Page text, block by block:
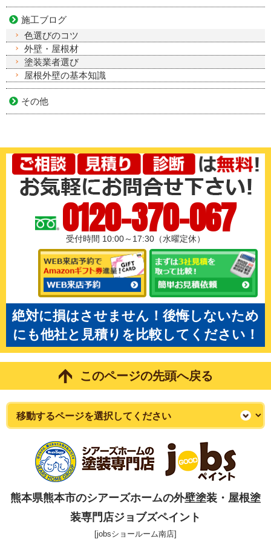
施工ブログ
色選びのコツ
外壁・屋根材
塗装業者選び
屋根外壁の基本知識
その他
0120-370-067
受付時間 10:00～17:30（水曜定休）
絶対に損はさせません！後悔しないため
にも他社と見積りを比較してください！
このページの先頭へ戻る
熊本県熊本市のシアーズホームの外壁塗装・屋根塗
装専門店ジョブズペイント
[jobsショールーム南店]